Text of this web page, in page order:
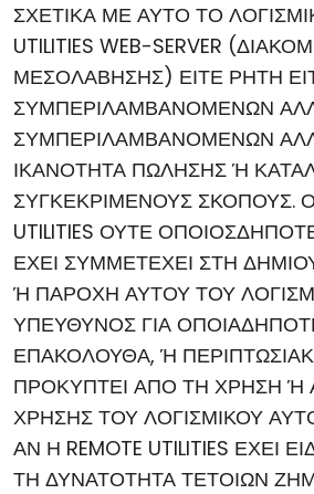
ΣΧΕΤΙΚΑ ΜΕ ΑΥΤΟ ΤΟ
UTILITIES WEB-SERVER
ΜΕΣΟΛΑΒΗΣΗΣ) ΕΙΤΕ ΡΗΤΗ
ΣΥΜΠΕΡΙΛΑΜΒΑΝΟΜΕΝΩΝ
ΣΥΜΠΕΡΙΛΑΜΒΑΝΟΜΕΝΩΝ
ΙΚΑΝΟΤΗΤΑ ΠΩΛΗΣΗΣ Ή
ΣΥΓΚΕΚΡΙΜΕΝΟΥΣ ΣΚΟΠΟΥΣ.
UTILITIES ΟΥΤΕ
ΕΧΕΙ ΣΥΜΜΕΤΕΧΕΙ ΣΤΗ
Ή ΠΑΡΟΧΗ ΑΥΤΟΥ ΤΟΥ
ΥΠΕΥΘΥΝΟΣ ΓΙΑ
ΕΠΑΚΟΛΟΥΘΑ, Ή
ΠΡΟΚΥΠΤΕΙ ΑΠΟ ΤΗ ΧΡΗΣΗ Ή
ΧΡΗΣΗΣ ΤΟΥ ΛΟΓΙΣΜΙΚΟΥ
ΑΝ Η REMOTE UTILITIES ΕΧΕΙ
ΤΗ ΔΥΝΑΤΟΤΗΤΑ ΤΕΤΟΙΩΝ